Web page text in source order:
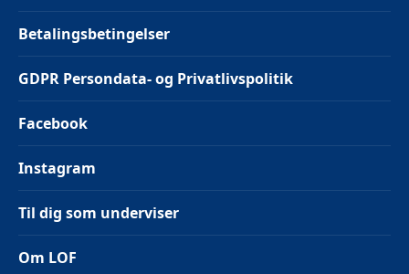
Betalingsbetingelser
GDPR Persondata- og Privatlivspolitik
Facebook
Instagram
Til dig som underviser
Om LOF